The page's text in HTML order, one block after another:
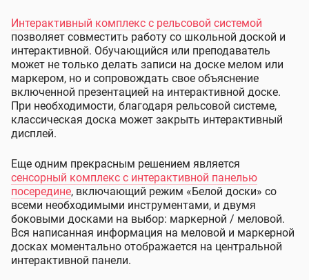
Интерактивный комплекс с рельсовой системой
позволяет совместить работу со школьной доской и
интерактивной. Обучающийся или преподаватель
может не только делать записи на доске мелом или
маркером, но и сопровождать свое объяснение
включенной презентацией на интерактивной доске.
При необходимости, благодаря рельсовой системе,
классическая доска может закрыть интерактивный
дисплей.
Еще одним прекрасным решением является
сенсорный комплекс с интерактивной панелью
посередине, включающий режим «Белой доски» со
всеми необходимыми инструментами, и двумя
боковыми досками на выбор: маркерной / меловой.
Вся написанная информация на меловой и маркерной
досках моментально отображается на центральной
интерактивной панели.